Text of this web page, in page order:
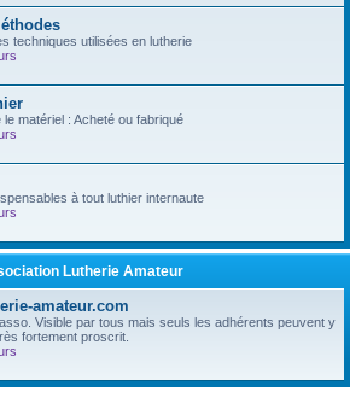
techniques utilisées en lutherie
matériel : Acheté ou fabriqué
à tout luthier internaute
Lutherie Amateur
amateur.com
Visible par tous mais seuls les adhérents peuvent y
fortement proscrit.